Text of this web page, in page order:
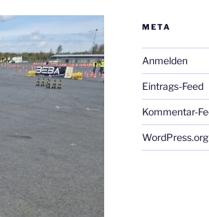
META
Anmelden
Eintrags-Feed
Kommentar-
WordPress.org